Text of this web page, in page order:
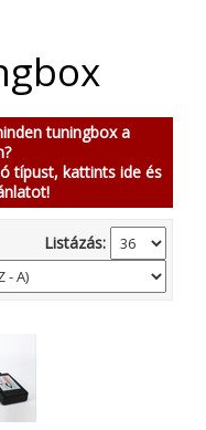
tuningbox a
típust, kattints ide és
Listázás: